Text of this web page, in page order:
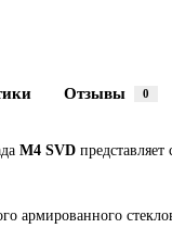
Отзывы 0
M4 SVD
армированного